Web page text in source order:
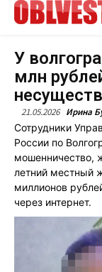
У
млн
21.05.2026 Ирина
Сотрудники
России по
мошенничество,
летний местный
миллионов
через интернет.